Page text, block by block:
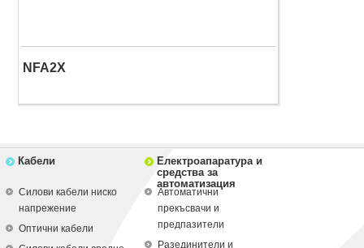
NFA2X
Кабели
Силови кабели ниско
напрежение
Оптични кабели
Електроапаратура и
средства за
автоматизация
Автоматични
прекъсвачи и
предпазители
Разединители и